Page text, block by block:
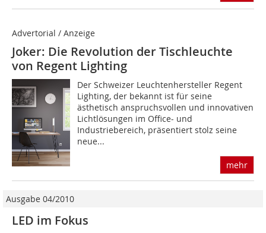
Advertorial / Anzeige
Joker: Die Revolution der Tischleuchte
von Regent Lighting
Der Schweizer Leuchtenhersteller Regent
Lighting, der bekannt ist für seine
ästhetisch anspruchsvollen und innovativen
Lichtlösungen im Office- und
Industriebereich, präsentiert stolz seine
neue...
mehr
Ausgabe 04/2010
LED im Fokus